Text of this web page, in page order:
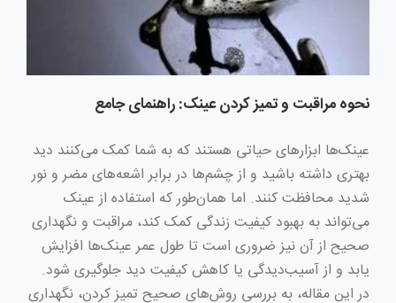
نحوه مراقبت و تمیز کردن عینک: راهنمای جامع
عینک‌ها ابزارهای حیاتی هستند که به شما کمک می‌کنند دید
بهتری داشته باشید و از چشم‌ها در برابر اشعه‌های مضر و نور
شدید محافظت کنند. اما همان‌طور که استفاده از عینک
می‌تواند به بهبود کیفیت زندگی کمک کند، مراقبت و نگهداری
صحیح از آن نیز ضروری است تا طول عمر عینک‌ها افزایش
یابد و از آسیب‌دیدگی یا کاهش کیفیت دید جلوگیری شود.
در این مقاله، به بررسی روش‌های صحیح تمیز کردن، نگهداری